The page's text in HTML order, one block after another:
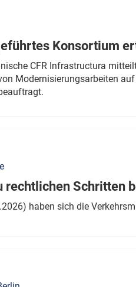
Konsortium
CFR Infrastructura
Modernisierungsarbeiten
rechtlichen Schritten
haben sich die